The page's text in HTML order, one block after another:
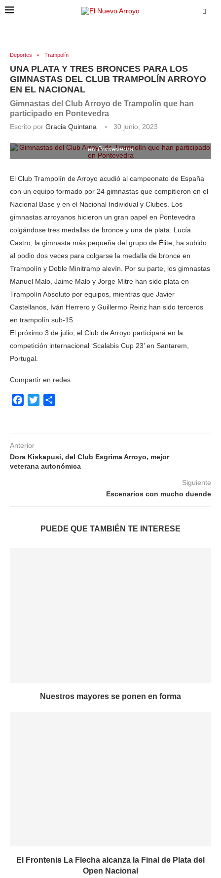
Deportes Trampolín
UNA PLATA Y TRES BRONCES PARA LOS
GIMNASTAS DEL CLUB TRAMPOLÍN ARROYO
EN EL NACIONAL
Gimnastas del Club Arroyo de Trampolín que han
participado en Pontevedra
Escrito por Gracia Quintana
30 junio, 2023
en Pontevedra
El Club Trampolín de Arroyo acudió al campeonato de España
con un equipo formado por 24 gimnastas que compitieron en el
Nacional Base y en el Nacional Individual y Clubes. Los
gimnastas arroyanos hicieron un gran papel en Pontevedra
colgándose tres medallas de bronce y una de plata. Lucía
Castro, la gimnasta más pequeña del grupo de Élite, ha subido
al podio dos veces para colgarse la medalla de bronce en
Trampolín y Doble Minitramp alevín. Por su parte, los gimnastas
Manuel Malo, Jaime Malo y Jorge Mitre han sido plata en
Trampolín Absoluto por equipos, mientras que Javier
Castellanos, Iván Herrero y Guillermo Reiriz han sido terceros
en trampolín sub-15.
El próximo 3 de julio, el Club de Arroyo participará en la
competición internacional ‘Scalabis Cup 23’ en Santarem,
Portugal.
Compartir en redes:
Facebook
Twitter
Anterior
Dora Kiskapusi, del Club Esgrima Arroyo, mejor
veterana autonómica
Siguiente
Escenarios con mucho duende
PUEDE QUE TAMBIÉN TE INTERESE
Nuestros mayores se ponen en forma
El Frontenis La Flecha alcanza la Final de Plata del
Open Nacional